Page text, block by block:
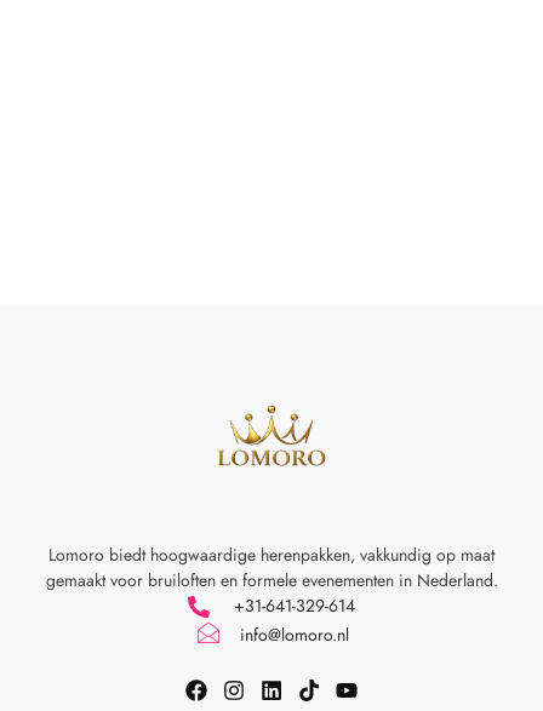
Lomoro biedt hoogwaardige herenpakken, vakkundig op maat
gemaakt voor bruiloften en formele evenementen in Nederland.
+31-641-329-614
info@lomoro.nl